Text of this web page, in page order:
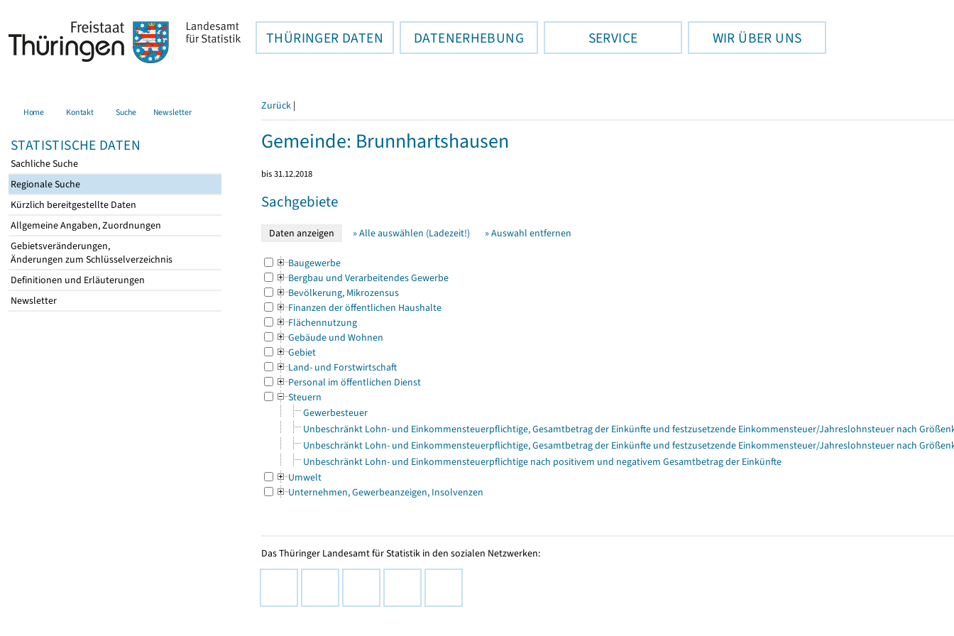
THÜRINGER DATEN DATENERHEBUNG SERVICE WIR ÜBER UNS
Home Kontakt Suche Newsletter
STATISTISCHE DATEN
Sachliche Suche
Regionale Suche
Kürzlich bereitgestellte Daten
Allgemeine Angaben, Zuordnungen
Gebietsveränderungen,
Änderungen zum Schlüsselverzeichnis
Definitionen und Erläuterungen
Newsletter
Zurück |
Gemeinde: Brunnhartshausen
bis 31.12.2018
Sachgebiete
» Alle auswählen (Ladezeit!) » Auswahl entfernen
Baugewerbe
Bergbau und Verarbeitendes Gewerbe
Bevölkerung, Mikrozensus
Finanzen der öffentlichen Haushalte
Flächennutzung
Gebäude und Wohnen
Gebiet
Land- und Forstwirtschaft
Personal im öffentlichen Dienst
Steuern
Gewerbesteuer
Unbeschränkt Lohn- und Einkommensteuerpflichtige, Gesamtbetrag der Einkünfte und festzusetzende Einkommensteuer/Jahreslohnsteuer nach
Unbeschränkt Lohn- und Einkommensteuerpflichtige, Gesamtbetrag der Einkünfte und festzusetzende Einkommensteuer/Jahreslohnsteuer nach
Unbeschränkt Lohn- und Einkommensteuerpflichtige nach positivem und negativem Gesamtbetrag der Einkünfte
Umwelt
Unternehmen, Gewerbeanzeigen, Insolvenzen
Das Thüringer Landesamt für Statistik in den sozialen Netzwerken: